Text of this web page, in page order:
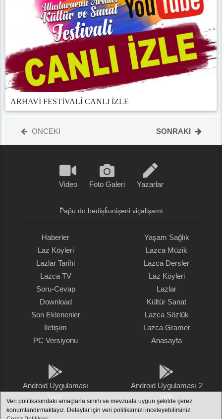
Veri politikasındaki amaçlarla sınırlı ve mevzuata uygun şekilde çerez
konumlandırmaktayız. Detaylar için veri politikamızı inceleyebilirsiniz.
ARHAVİ FESTİVALİ CANLI İZLE
ONCEKI SONRAKI
Video Foto Galeri Yazarlar
P̌ap̌u do bedişǩunişeni viçalişamt
Haberler
Laz Köyleri
Lazlar Tarihi
Lazca TV
Soru-Cevap
Download
Son Eklenenler
İletişim
PC Versiyonu
Yaşam Sağlık
Lazca Müzik
Lazca Dersler
Laz Köyleri
Lazlar
Kültür Sanat
Lazca Sözlük
Lazca Gramer
Anasayfa
Android Uygulaması
İndir
Android Uygulaması 2
İndir